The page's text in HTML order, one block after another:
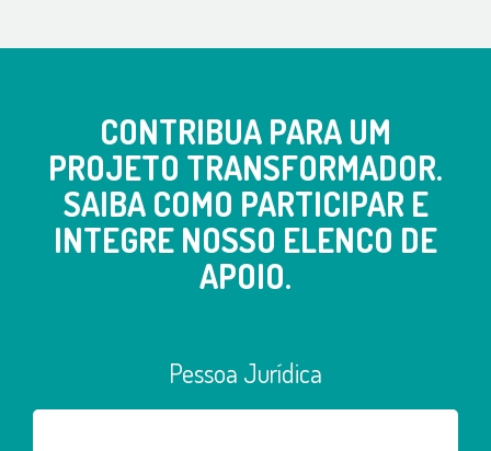
CONTRIBUA PARA UM
PROJETO TRANSFORMADOR.
SAIBA COMO PARTICIPAR E
INTEGRE NOSSO ELENCO DE
APOIO.
Pessoa Jurídica